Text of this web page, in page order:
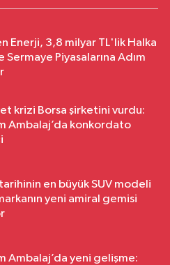
Enerji, 3,8 milyar TL'lik Halka
Sermaye Piyasalarına Adım
krizi Borsa şirketini vurdu:
Ambalaj’da konkordato
en büyük SUV modeli
yeni amiral gemisi
Ambalaj’da yeni gelişme: